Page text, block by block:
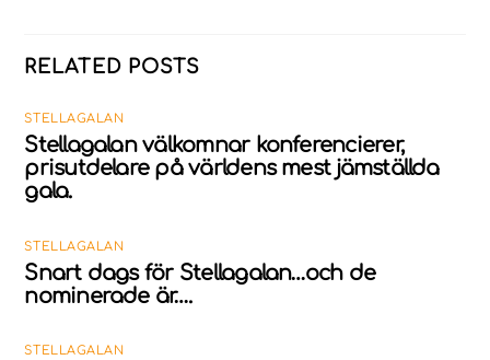
RELATED POSTS
STELLAGALAN
Stellagalan välkomnar konferencierer,
prisutdelare på världens mest jämställda
gala.
STELLAGALAN
Snart dags för Stellagalan…och de
nominerade är….
STELLAGALAN